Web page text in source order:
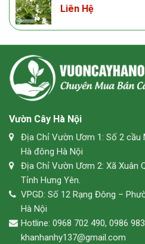
Liên Hệ
Vườn Cây Hà Nội
Địa Chỉ Vườn Ươm 1: Số 2 cầu
Hà đông Hà Nội
Địa Chỉ Vườn Ươm 2: Xã Xuân
Tỉnh Hưng Yên.
VPGD: Số 12 Rạng Đông –
Hà Nội
Hotline: 0968 702 490, 0986
khanhanhy137@gmail.com